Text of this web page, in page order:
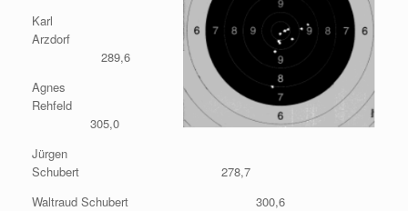
Karl
Arzdorf
289,6
Agnes
Rehfeld
305,0
Jürgen
Schubert 278,7
Waltraud Schubert 300,6